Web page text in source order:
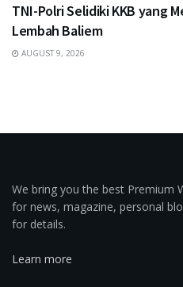
TNI-Polri Selidiki KKB yang
Lembah Baliem
AUGUST 9, 2026
We bring you the best Premium
for news, magazine, personal
for details.
Learn more